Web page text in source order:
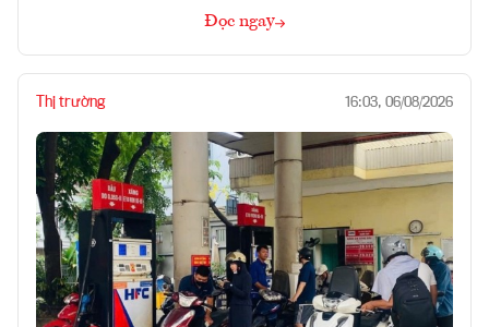
Đọc ngay
Thị trường 16:03, 06/08/2026